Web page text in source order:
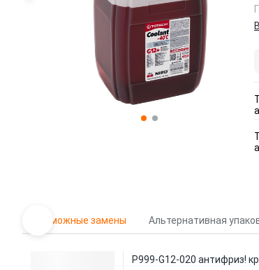
Возможные замены Альтернативная
P999-G12-020 антифриз!